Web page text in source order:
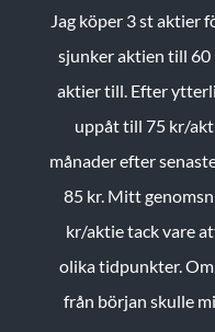
Jag köper 3 st aktier
sjunker aktien till 60
aktier till. Efter
uppåt till 75 kr/
månader efter
85 kr. Mitt
kr/aktie tack vare
olika tidpunkter.
från början skulle